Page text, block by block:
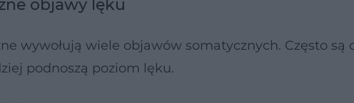
objawy lęku
wywołują wiele objawów somatycznych. Często są
podnoszą poziom lęku.